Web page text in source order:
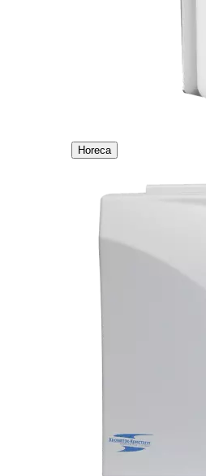
Horeca